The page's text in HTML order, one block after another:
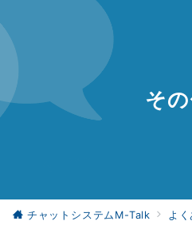
そ
チャットシステムM-Talk よ